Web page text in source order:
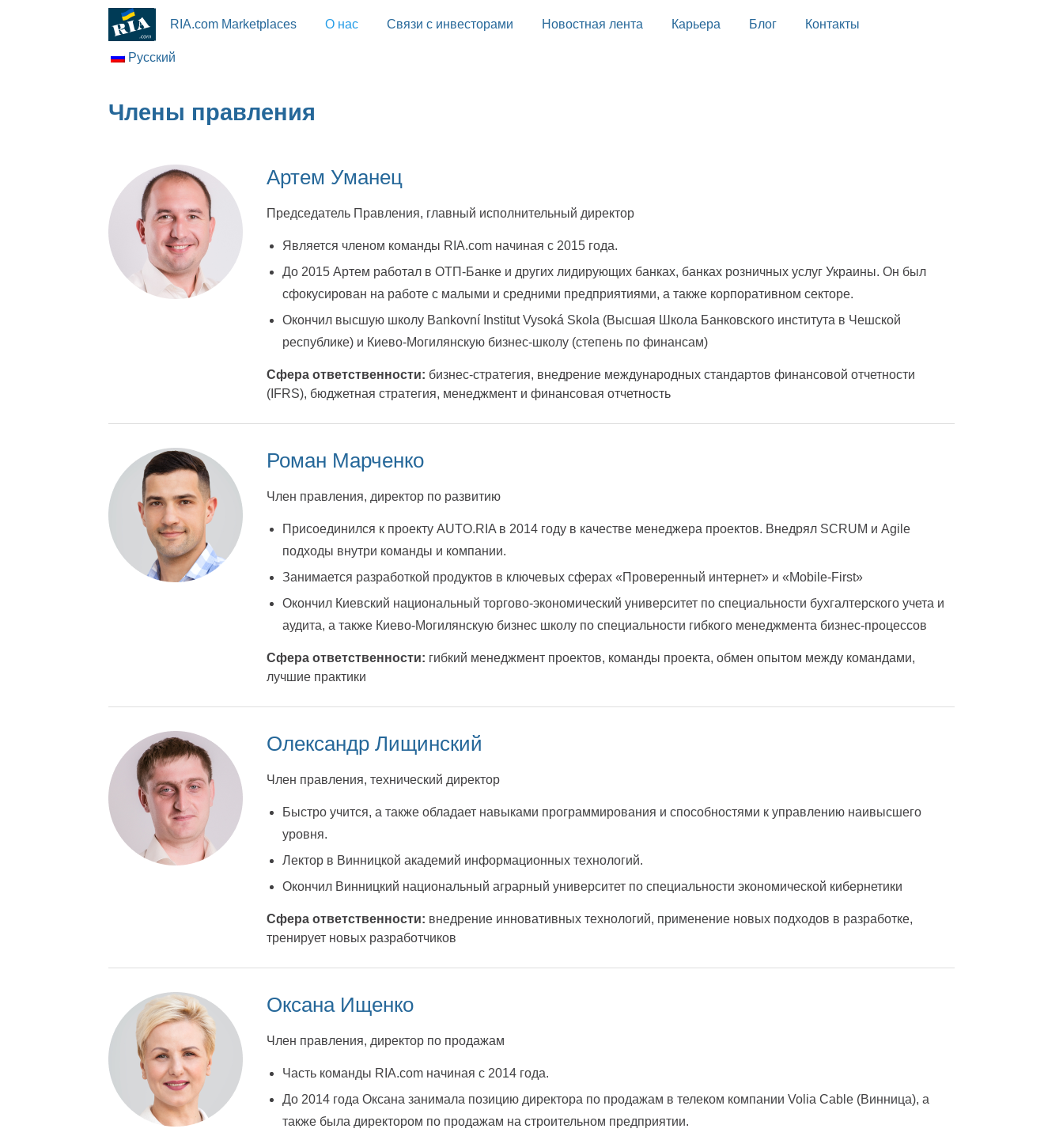
RIA.com Marketplaces О нас Связи с инвесторами Новостная лента Карьера Блог Контакты
Русский
Члены правления
Артем Уманец
Председатель Правления, главный исполнительный директор
Является членом команды RIA.com начиная с 2015 года.
До 2015 Артем работал в ОТП-Банке и других лидирующих банках, банках розничных услуг Украины. Он был
сфокусирован на работе с малыми и средними предприятиями, а также корпоративном секторе.
Окончил высшую школу Bankovní Institut Vysoká Skola (Высшая Школа Банковского института в Чешской
республике) и Киево-Могилянскую бизнес-школу (степень по финансам)
Сфера ответственности: бизнес-стратегия, внедрение международных стандартов финансовой отчетности
(IFRS), бюджетная стратегия, менеджмент и финансовая отчетность
Роман Марченко
Член правления, директор по развитию
Присоединился к проекту AUTO.RIA в 2014 году в качестве менеджера проектов. Внедрял SCRUM и Agile
подходы внутри команды и компании.
Занимается разработкой продуктов в ключевых сферах «Проверенный интернет» и «Mobile-First»
Окончил Киевский национальный торгово-экономический университет по специальности бухгалтерского учета и
аудита, а также Киево-Могилянскую бизнес школу по специальности гибкого менеджмента бизнес-процессов
Сфера ответственности: гибкий менеджмент проектов, команды проекта, обмен опытом между командами,
лучшие практики
Олександр Лищинский
Член правления, технический директор
Быстро учится, а также обладает навыками программирования и способностями к управлению наивысшего
уровня.
Лектор в Винницкой академий информационных технологий.
Окончил Винницкий национальный аграрный университет по специальности экономической кибернетики
Сфера ответственности: внедрение инновативных технологий, применение новых подходов в разработке,
тренирует новых разработчиков
Оксана Ищенко
Член правления, директор по продажам
Часть команды RIA.com начиная с 2014 года.
До 2014 года Оксана занимала позицию директора по продажам в телеком компании Volia Cable (Винница), а
также была директором по продажам на строительном предприятии.